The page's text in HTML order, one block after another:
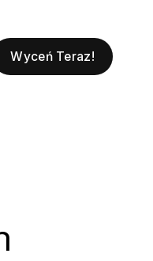
Wyceń Teraz!